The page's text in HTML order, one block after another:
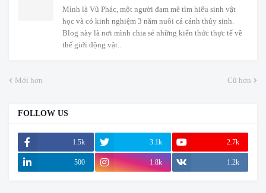
Mình là Vũ Phác, một người đam mê tìm hiểu sinh vật
học và có kinh nghiệm 3 năm nuôi cá cảnh thủy sinh.
Blog này là nơi mình chia sẻ những kiến thức thực tế về
thế giới động vật..
Mới hơn Cũ hơn
FOLLOW US
1.5k 3.1k 2.7k
500 1.8k 1.2k